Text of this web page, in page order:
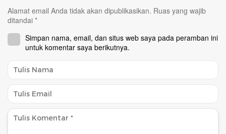
Alamat email Anda tidak akan dipublikasikan. Ruas yang wajib
ditandai *
Simpan nama, email, dan situs web saya pada peramban ini
untuk komentar saya berikutnya.